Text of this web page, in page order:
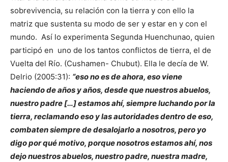
sobrevivencia, su relación con la tierra y con ello la
matriz que sustenta su modo de ser y estar en y con el
mundo. Así lo experimenta Segunda Huenchunao, quien
participó en uno de los tantos conflictos de tierra, el de
Vuelta del Río. (Cushamen- Chubut). Ella le decía de W.
Delrio (2005:31): “eso no es de ahora, eso viene
haciendo de años y años, desde que nuestros abuelos,
nuestro padre […] estamos ahí, siempre luchando por la
tierra, reclamando eso y las autoridades dentro de eso,
combaten siempre de desalojarlo a nosotros, pero yo
digo por qué motivo, porque nosotros estamos ahí, nos
dejo nuestros abuelos, nuestro padre, nuestra madre,